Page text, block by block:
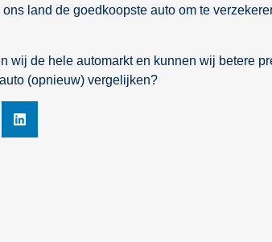
land de goedkoopste auto om te
wij de hele automarkt en kunnen wij betere
(opnieuw) vergelijken?